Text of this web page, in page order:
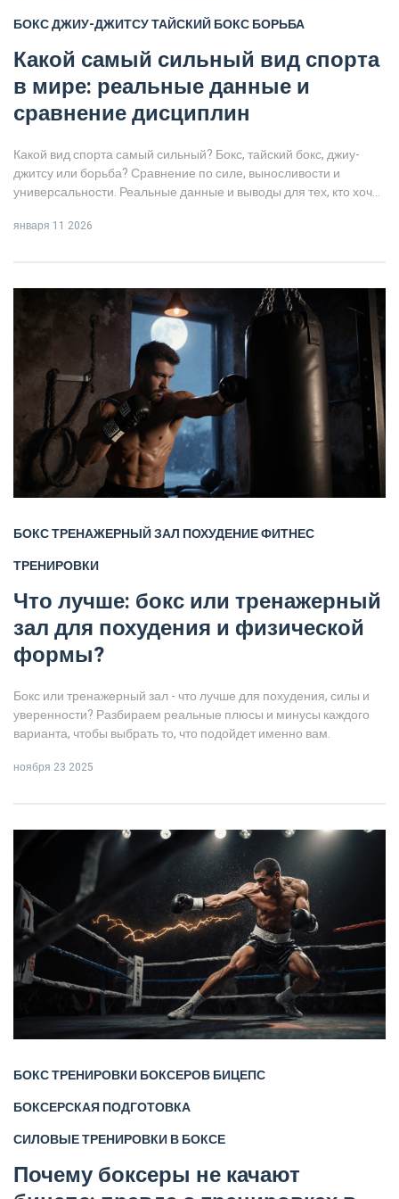
БОКСДЖИУ-ДЖИТСУТАЙСКИЙ БОКСБОРЬБА
Какой самый сильный вид спорта
в мире: реальные данные и
сравнение дисциплин
Какой вид спорта самый сильный? Бокс, тайский бокс, джиу-
джитсу или борьба? Сравнение по силе, выносливости и
универсальности. Реальные данные и выводы для тех, кто хочет
января 11 2026
БОКСТРЕНАЖЕРНЫЙ ЗАЛ ПОХУДЕНИЕФИТНЕС
ТРЕНИРОВКИ
Что лучше: бокс или тренажерный
зал для похудения и физической
формы?
Бокс или тренажерный зал - что лучше для похудения, силы и
уверенности? Разбираем реальные плюсы и минусы каждого
варианта, чтобы выбрать то, что подойдет именно вам.
ноября 23 2025
БОКСТРЕНИРОВКИ БОКСЕРОВБИЦЕПС
БОКСЕРСКАЯ ПОДГОТОВКА
СИЛОВЫЕ ТРЕНИРОВКИ В БОКСЕ
Почему боксеры не качают